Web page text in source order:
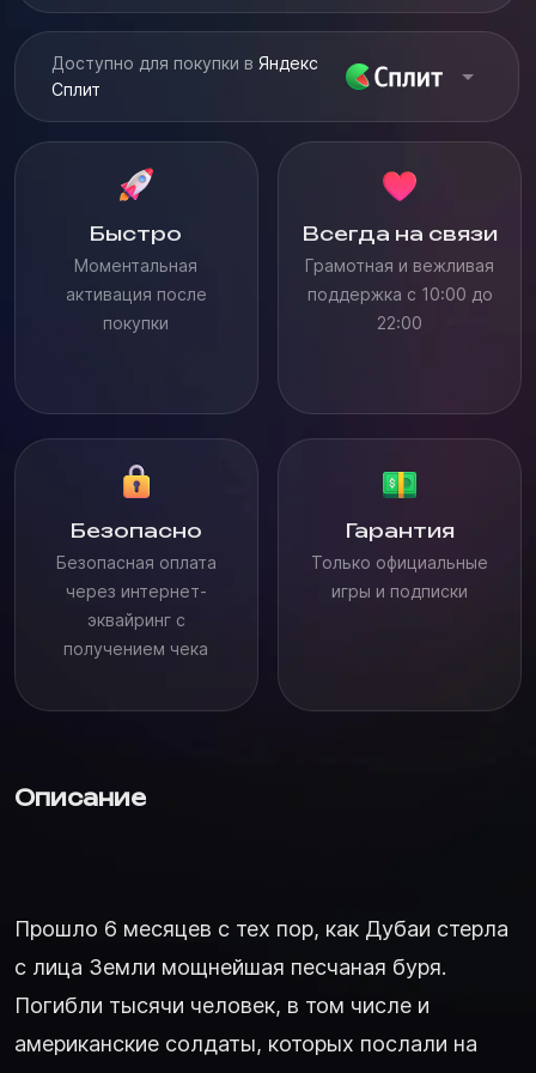
Доступно для покупки в Яндекс
Сплит
Быстро
Моментальная
активация после
покупки
Всегда на связи
Грамотная и вежливая
поддержка с 10:00 до
22:00
Безопасно
Безопасная оплата
через интернет-
эквайринг с
получением чека
Гарантия
Только официальные
игры и подписки
Описание
Прошло 6 месяцев с тех пор, как Дубаи стерла
с лица Земли мощнейшая песчаная буря.
Погибли тысячи человек, в том числе и
американские солдаты, которых послали на